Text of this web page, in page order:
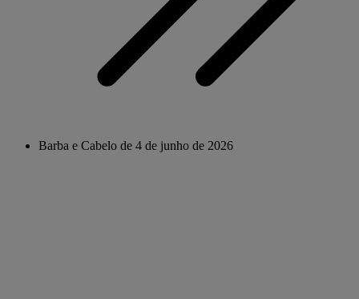
Barba e Cabelo de 4 de junho de 2026